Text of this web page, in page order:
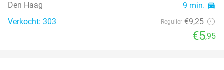
Den Haag 9 min. directions_car
Verkocht: 303 Regulier €9,25
€5,95